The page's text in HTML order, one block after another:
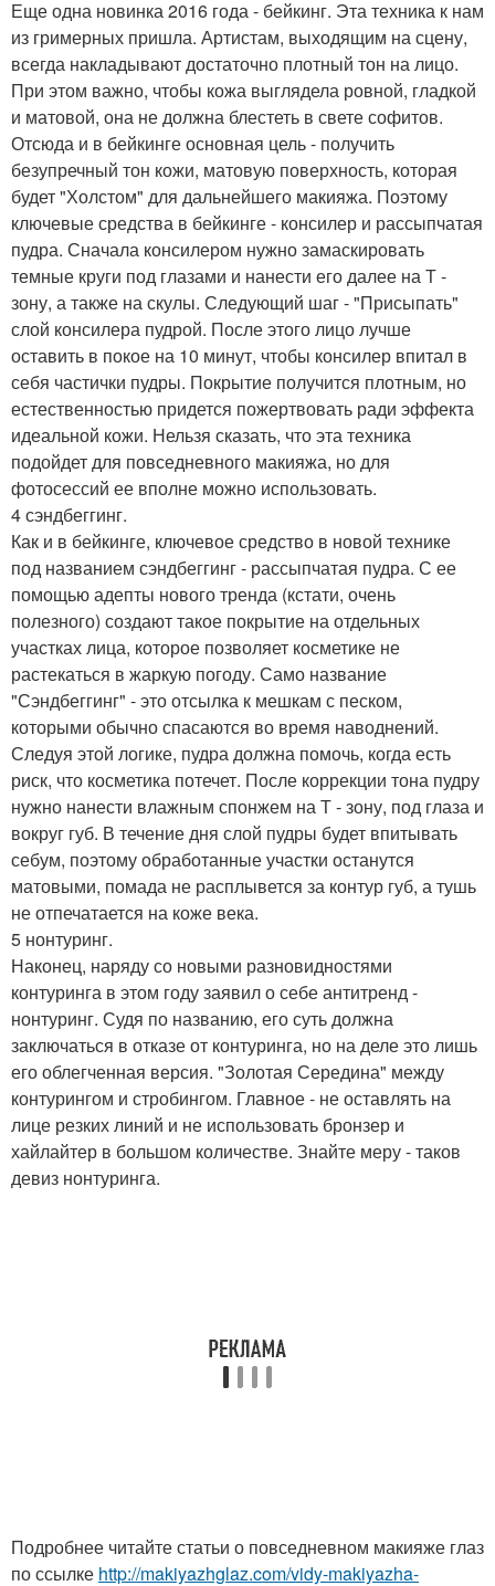
Еще одна новинка 2016 года - бейкинг. Эта техника к нам
из гримерных пришла. Артистам, выходящим на сцену,
всегда накладывают достаточно плотный тон на лицо.
При этом важно, чтобы кожа выглядела ровной, гладкой
и матовой, она не должна блестеть в свете софитов.
Отсюда и в бейкинге основная цель - получить
безупречный тон кожи, матовую поверхность, которая
будет "Холстом" для дальнейшего макияжа. Поэтому
ключевые средства в бейкинге - консилер и рассыпчатая
пудра. Сначала консилером нужно замаскировать
темные круги под глазами и нанести его далее на Т -
зону, а также на скулы. Следующий шаг - "Присыпать"
слой консилера пудрой. После этого лицо лучше
оставить в покое на 10 минут, чтобы консилер впитал в
себя частички пудры. Покрытие получится плотным, но
естественностью придется пожертвовать ради эффекта
идеальной кожи. Нельзя сказать, что эта техника
подойдет для повседневного макияжа, но для
фотосессий ее вполне можно использовать.
4 сэндбеггинг.
Как и в бейкинге, ключевое средство в новой технике
под названием сэндбеггинг - рассыпчатая пудра. С ее
помощью адепты нового тренда (кстати, очень
полезного) создают такое покрытие на отдельных
участках лица, которое позволяет косметике не
растекаться в жаркую погоду. Само название
"Сэндбеггинг" - это отсылка к мешкам с песком,
которыми обычно спасаются во время наводнений.
Следуя этой логике, пудра должна помочь, когда есть
риск, что косметика потечет. После коррекции тона пудру
нужно нанести влажным спонжем на Т - зону, под глаза и
вокруг губ. В течение дня слой пудры будет впитывать
себум, поэтому обработанные участки останутся
матовыми, помада не расплывется за контур губ, а тушь
не отпечатается на коже века.
5 нонтуринг.
Наконец, наряду со новыми разновидностями
контуринга в этом году заявил о себе антитренд -
нонтуринг. Судя по названию, его суть должна
заключаться в отказе от контуринга, но на деле это лишь
его облегченная версия. "Золотая Середина" между
контурингом и стробингом. Главное - не оставлять на
лице резких линий и не использовать бронзер и
хайлайтер в большом количестве. Знайте меру - таков
девиз нонтуринга.
Подробнее читайте статьи о повседневном макияже глаз
по ссылке http://makiyazhglaz.com/vidy-makiyazha-